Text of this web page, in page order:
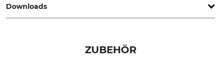
Marke
Norwood
Stamm-Laderampen
Norwood HD36
Downloads
ZUBEHÖR